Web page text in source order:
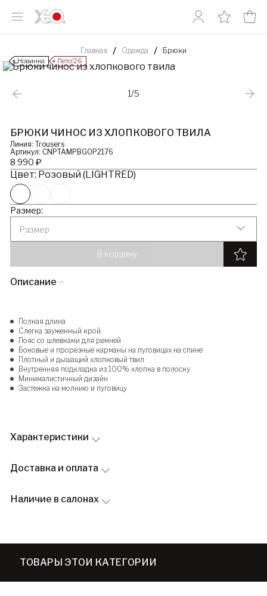
Главная Одежда Брюки
Новинка Лето’26
1/5
БРЮКИ ЧИНОС ИЗ ХЛОПКОВОГО ТВИЛА
Линия: Trousers
Артикул: CNPTAMPBG0P2176
8 990 ₽
Цвет: Розовый (LIGHTRED)
Размер:
Размер
В корзину
Описание
Полная длина
Слегка зауженный крой
Пояс со шлевками для ремней
Боковые и прорезные карманы на пуговицах на спине
Плотный и дышащий хлопковый твил
Внутренняя подкладка из 100% хлопка в полоску
Минималистичный дизайн
Застежка на молнию и пуговицу
Характеристики
Доставка и оплата
Наличие в салонах
ТОВАРЫ ЭТОЙ КАТЕГОРИИ